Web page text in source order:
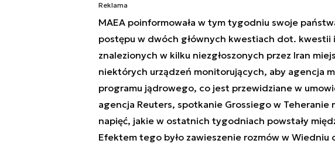
Reklama
MAEA poinformowała w tym tygodniu swoje
postępu w dwóch głównych kwestiach dot. kwestii
znalezionych w kilku niezgłoszonych przez Iran
niektórych urządzeń monitorujących, aby agencja
programu jądrowego, co jest przewidziane w
agencja Reuters, spotkanie Grossiego w Teheranie
napięć, jakie w ostatnich tygodniach powstały
Efektem tego było zawieszenie rozmów w